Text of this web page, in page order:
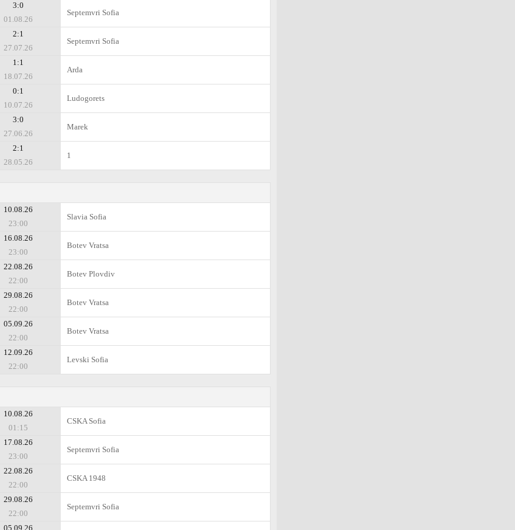
3:0
01.08.26
Septemvri Sofia
2:1
27.07.26
Septemvri Sofia
1:1
18.07.26
Arda
0:1
10.07.26
Ludogorets
3:0
27.06.26
Marek
2:1
28.05.26
1
10.08.26
23:00
Slavia Sofia
16.08.26
23:00
Botev Vratsa
22.08.26
22:00
Botev Plovdiv
29.08.26
22:00
Botev Vratsa
05.09.26
22:00
Botev Vratsa
12.09.26
22:00
Levski Sofia
10.08.26
01:15
CSKA Sofia
17.08.26
23:00
Septemvri Sofia
22.08.26
22:00
CSKA 1948
29.08.26
22:00
Septemvri Sofia
05.09.26